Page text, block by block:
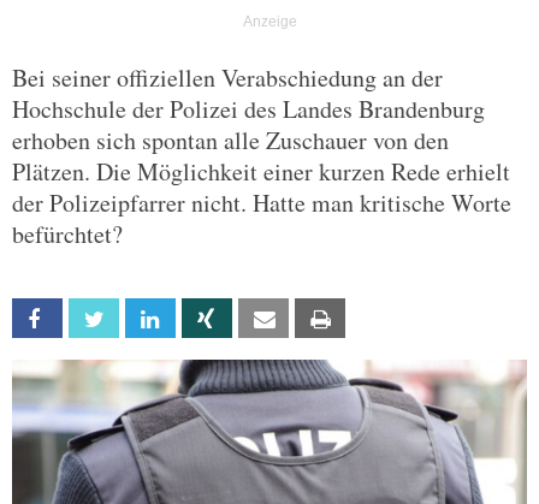
Bei seiner offiziellen Verabschiedung an der
Hochschule der Polizei des Landes Brandenburg
erhoben sich spontan alle Zuschauer von den
Plätzen. Die Möglichkeit einer kurzen Rede erhielt
der Polizeipfarrer nicht. Hatte man kritische Worte
befürchtet?
Facebook Twitter Linkedin Xing Email